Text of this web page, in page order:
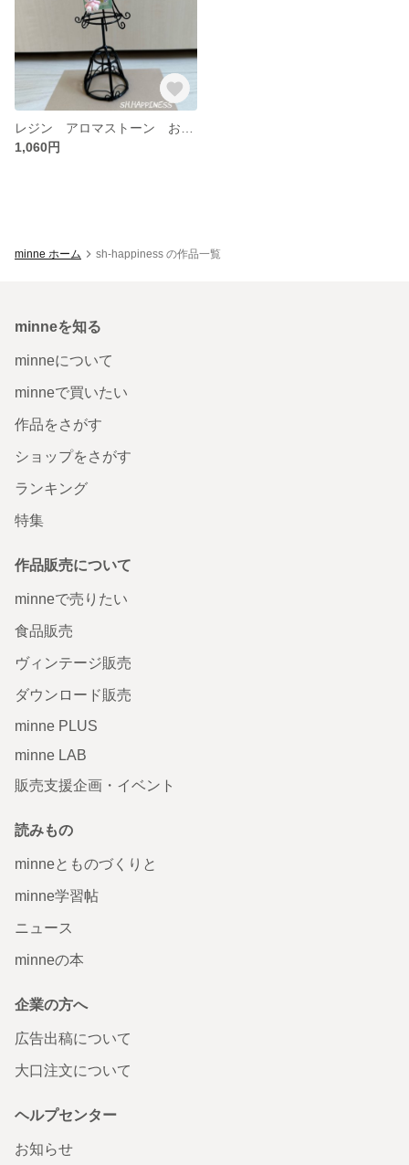
1,060円
minne ホーム sh-happiness の作品一覧
minneを知る
minneについて
minneで買いたい
作品をさがす
ショップをさがす
ランキング
特集
作品販売について
minneで売りたい
食品販売
ヴィンテージ販売
ダウンロード販売
minne PLUS
minne LAB
販売支援企画・イベント
読みもの
minneとものづくりと
minne学習帖
ニュース
minneの本
企業の方へ
広告出稿について
大口注文について
ヘルプセンター
お知らせ